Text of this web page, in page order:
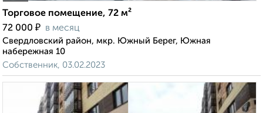
Торговое помещение, 72 м²
72 000 ₽ в месяц
Свердловский район, мкр. Южный Берег, Южная
набережная 10
Собственник, 03.02.2023